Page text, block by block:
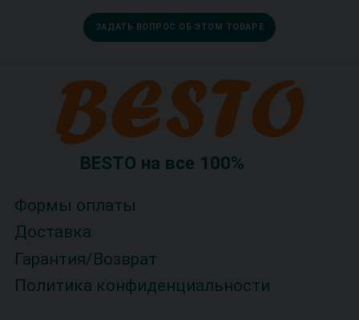
ЗАДАТЬ ВОПРОС ОБ ЭТОМ ТОВАРЕ
BESTO на все 100%
Формы оплаты
Доставка
Гарантия/Возврат
Политика конфиденциальности